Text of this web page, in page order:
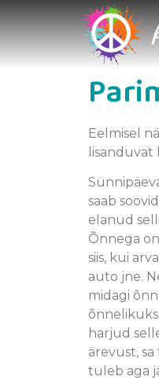
Eelmisel
saab
elanud
Õnnega
siis, kui
auto jne.
midagi
harjud
ärevust,
tuleb aga